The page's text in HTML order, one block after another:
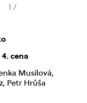
1 /
cena
Musilová,
Petr Hrůša